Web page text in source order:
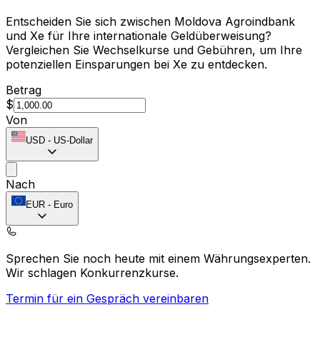
Entscheiden Sie sich zwischen Moldova Agroindbank
und Xe für Ihre internationale Geldüberweisung?
Vergleichen Sie Wechselkurse und Gebühren, um Ihre
potenziellen Einsparungen bei Xe zu entdecken.
Betrag
$
Von
USD - US-Dollar
Nach
EUR - Euro
Sprechen Sie noch heute mit einem Währungsexperten.
Wir schlagen Konkurrenzkurse.
Termin für ein Gespräch vereinbaren